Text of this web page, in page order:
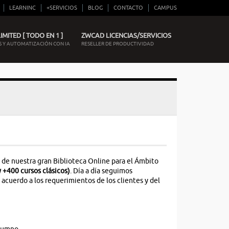
LEARNINC +SERVICIOS BLOG CONTACTO CAMPUS
[ TODO EN 1 ]
Y AUTOMATIZACIÓN CON IA
ZWCAD LICENCIAS/SERVICIOS
RESELLER DE PRODUCTIVIDAD
de nuestra gran Biblioteca Online para el Ámbito
cursos clásicos). Día a día seguimos
a los requerimientos de los clientes y del